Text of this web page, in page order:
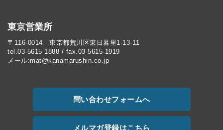
東京営業所
〒116-0014 東京都荒川区東日暮里1-13-11
tel.03-5615-1888 / fax.03-5615-1919
メール:mat@kanamarushin.co.jp
問い合わせフォームへ
メルマガ登録はこちら